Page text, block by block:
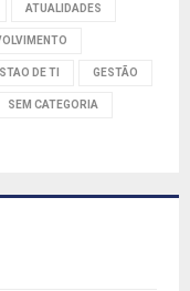
ATUALIDADES
DE TI GESTÃO
SEM CATEGORIA